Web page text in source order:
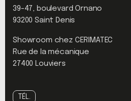
39-47, boulevard Ornano
93200 Saint Denis
Showroom chez CERIMATEC
Rue de la mécanique
27400 Louviers
TÉL.